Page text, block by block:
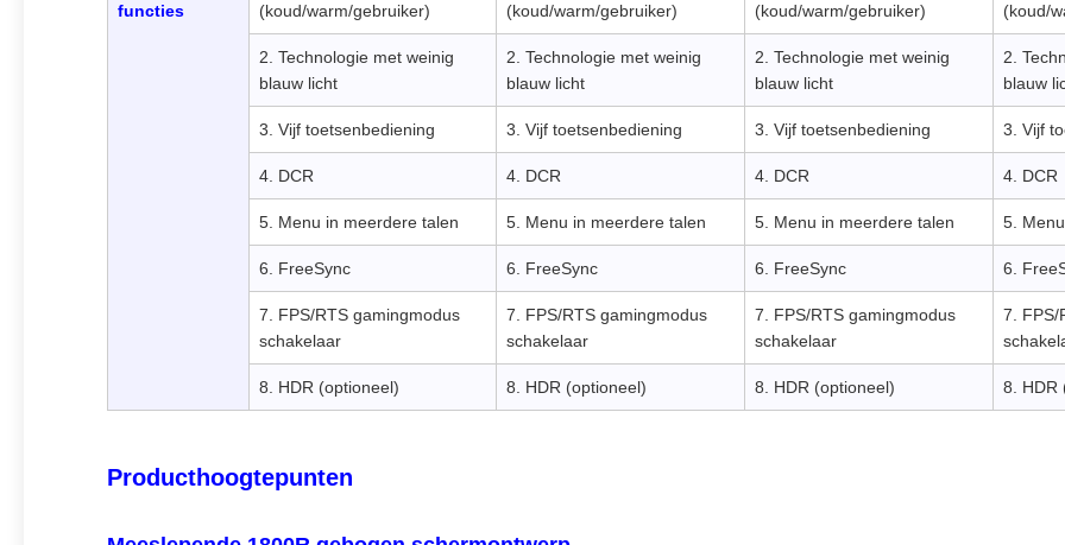
functies
(koud/warm/gebruiker)
(koud/warm/gebruiker)
(koud/warm/gebruiker)
(koud/
2. Technologie met weinig
blauw licht
2. Technologie met weinig
blauw licht
2. Technologie met weinig
blauw licht
2.
blauw
3. Vijf toetsenbediening 3. Vijf toetsenbediening 3. Vijf toetsenbediening 3. Vijf
4. DCR 4. DCR 4. DCR 4. DCR
5. Menu in meerdere talen 5. Menu in meerdere talen 5. Menu in meerdere talen 5.
6. FreeSync 6. FreeSync 6. FreeSync 6.
7. FPS/RTS gamingmodus
schakelaar
7. FPS/RTS gamingmodus
schakelaar
7. FPS/RTS gamingmodus
schakelaar
7. FPS/
8. HDR (optioneel) 8. HDR (optioneel) 8. HDR (optioneel) 8. HDR
Producthoogtepunten